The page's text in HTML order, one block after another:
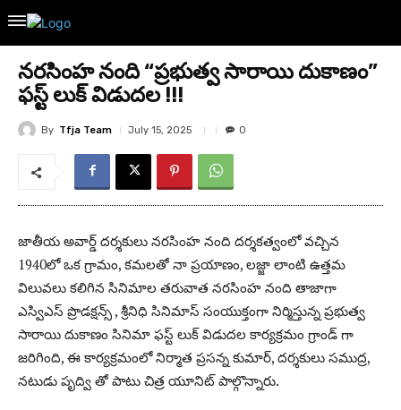
నరసింహ నంది “ప్రభుత్వ సారాయి దుకాణం”
ఫస్ట్ లుక్ విడుదల !!!
By Tfja Team July 15, 2025 0
జాతీయ అవార్డ్ దర్శకులు నరసింహ నంది దర్శకత్వంలో వచ్చిన
1940లో ఒక గ్రామం, కమలతో నా ప్రయాణం, లజ్జా లాంటి ఉత్తమ
విలువలు కలిగిన సినిమాల తరువాత నరసింహ నంది తాజాగా
ఎస్విఎస్ ప్రొడక్షన్స్ , శ్రీనిధి సినిమాస్ సంయుక్తంగా నిర్మిస్తున్న ప్రభుత్వ
సారాయి దుకాణం సినిమా ఫస్ట్ లుక్ విడుదల కార్యక్రమం గ్రాండ్ గా
జరిగింది, ఈ కార్యక్రమంలో నిర్మాత ప్రసన్న కుమార్, దర్శకులు సముద్ర,
నటుడు పృద్వి తో పాటు చిత్ర యూనిట్ పాల్గొన్నారు.